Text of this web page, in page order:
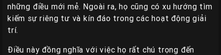
những điều mới mẻ. Ngoài ra, họ cũng có xu hướng tìm
kiếm sự riêng tư và kín đáo trong các hoạt động giải
trí.
Điều này đồng nghĩa với việc họ rất chú trọng đến